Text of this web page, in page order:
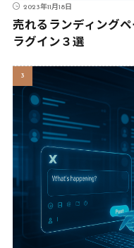
2023年11月18日
売れるランディング
ラグイン３選